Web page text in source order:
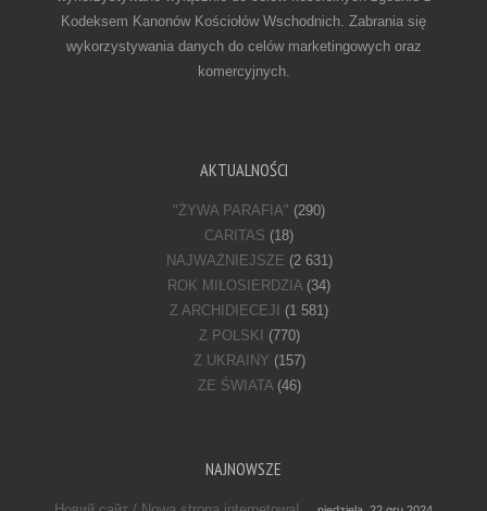
Kodeksem Kanonów Kościołów Wschodnich. Zabrania się
wykorzystywania danych do celów marketingowych oraz
komercyjnych.
AKTUALNOŚCI
"ŻYWA PARAFIA" (290)
CARITAS (18)
NAJWAŻNIEJSZE (2 631)
ROK MIŁOSIERDZIA (34)
Z ARCHIDIECEJI
(1 581)
Z POLSKI
(770)
Z UKRAINY (157)
ZE ŚWIATA(46)
NAJNOWSZE